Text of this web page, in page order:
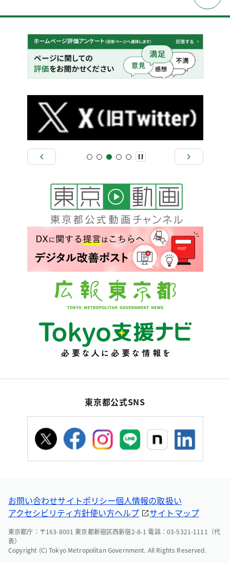
東京都公式SNS
お問い合わせサイトポリシー個人情報の取扱い
アクセシビリティ方針使い方ヘルプ サイトマップ
東京都庁：〒163-8001 東京都新宿区西新宿2-8-1 電話：03-5321-1111（代
表）
Copyright (C) Tokyo Metropolitan Government. All Rights Reserved.